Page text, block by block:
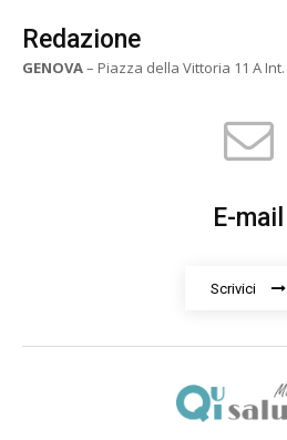
Redazione
GENOVA– Piazza della Vittoria 11 A Int.
E-mail
Scrivici